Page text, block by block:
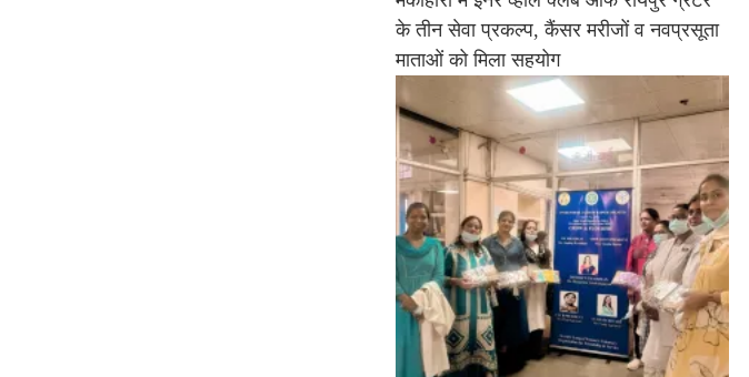
के तीन सेवा प्रकल्प, कैंसर मरीजों व नवप्रसूता
माताओं को मिला सहयोग